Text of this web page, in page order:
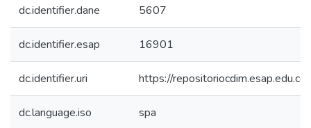
dc.identifier.dane 5607
dc.identifier.esap 16901
dc.identifier.uri https://
dc.language.iso spa